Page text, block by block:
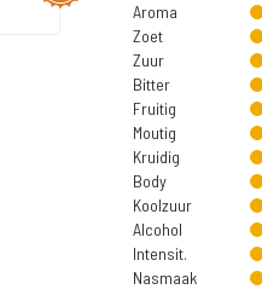
Aroma
Zoet
Zuur
Bitter
Fruitig
Moutig
Kruidig
Body
Koolzuur
Alcohol
Intensit.
Nasmaak